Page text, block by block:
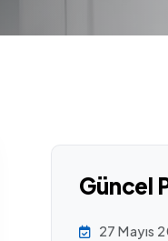
Güncel
27 Mayıs